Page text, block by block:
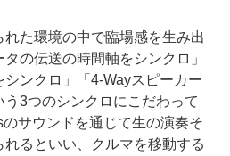
た環境の中で臨場感を生み出
の伝送の時間軸をシンクロ」
シンクロ」「4-Wayスピーカー
3つのシンクロにこだわって
サウンドを通じて生の演奏そ
るといい、クルマを移動する